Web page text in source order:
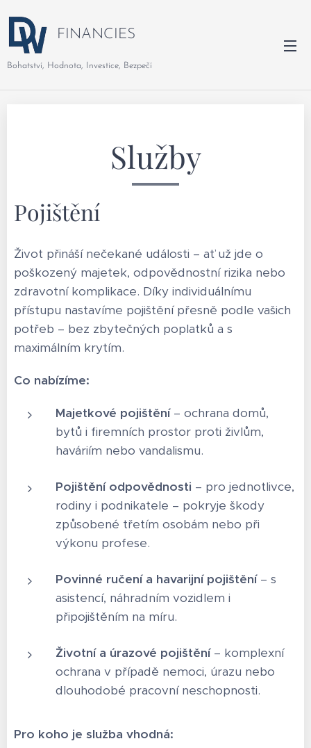
FINANCIES
Bohatství, Hodnota, Investice, Bezpečí
Služby
Pojištění
Život přináší nečekané události – ať už jde o
poškozený majetek, odpovědnostní rizika nebo
zdravotní komplikace. Díky individuálnímu
přístupu nastavíme pojištění přesně podle vašich
potřeb – bez zbytečných poplatků a s
maximálním krytím.
Co nabízíme:
Majetkové pojištění– ochrana domů,
bytů i firemních prostor proti živlům,
haváriím nebo vandalismu.
Pojištění odpovědnosti – pro jednotlivce,
rodiny i podnikatele – pokryje škody
způsobené třetím osobám nebo při
výkonu profese.
Povinné ručení a havarijní pojištění– s
asistencí, náhradním vozidlem i
připojištěním na míru.
Životní a úrazové pojištění– komplexní
ochrana v případě nemoci, úrazu nebo
dlouhodobé pracovní neschopnosti.
Pro koho je služba vhodná: